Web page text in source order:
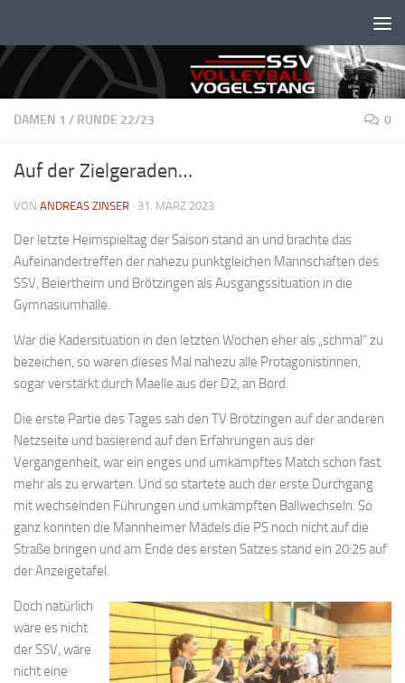
DAMEN 1 / RUNDE 22/23 0
Auf der Zielgeraden…
VON ANDREAS ZINSER · 31. MÄRZ 2023
Der letzte Heimspieltag der Saison stand an und brachte das
Aufeinandertreffen der nahezu punktgleichen Mannschaften des
SSV, Beiertheim und Brötzingen als Ausgangssituation in die
Gymnasiumhalle.
War die Kadersituation in den letzten Wochen eher als „schmal“ zu
bezeichen, so waren dieses Mal nahezu alle Protagonistinnen,
sogar verstärkt durch Maelle aus der D2, an Bord.
Die erste Partie des Tages sah den TV Brötzingen auf der anderen
Netzseite und basierend auf den Erfahrungen aus der
Vergangenheit, war ein enges und umkämpftes Match schon fast
mehr als zu erwarten. Und so startete auch der erste Durchgang
mit wechselnden Führungen und umkämpften Ballwechseln. So
ganz konnten die Mannheimer Mädels die PS noch nicht auf die
Straße bringen und am Ende des ersten Satzes stand ein 20:25 auf
der Anzeigetafel.
Doch natürlich
wäre es nicht
der SSV, wäre
nicht eine